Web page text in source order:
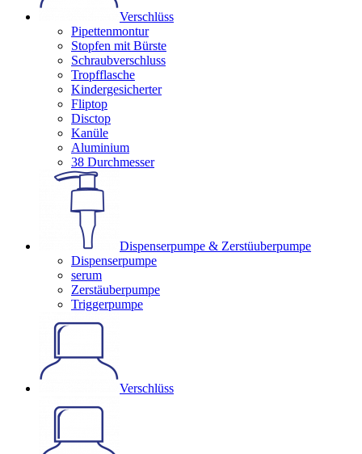
Verschlüss
Pipettenmontur
Stopfen mit Bürste
Schraubverschluss
Tropfflasche
Kindergesicherter
Fliptop
Disctop
Kanüle
Aluminium
38 Durchmesser
Dispenserpumpe & Zerstüuberpumpe
Dispenserpumpe
serum
Zerstäuberpumpe
Triggerpumpe
Verschlüss